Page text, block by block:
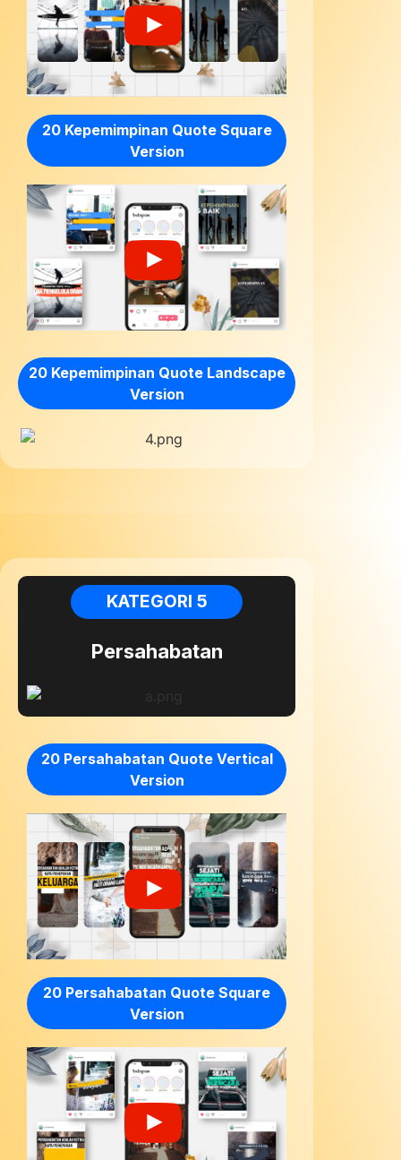
20 Kepemimpinan Quote Square
Version
20 Kepemimpinan Quote Landscape
Version
KATEGORI 5
Persahabatan
20 Persahabatan Quote Vertical
Version
20 Persahabatan Quote Square
Version